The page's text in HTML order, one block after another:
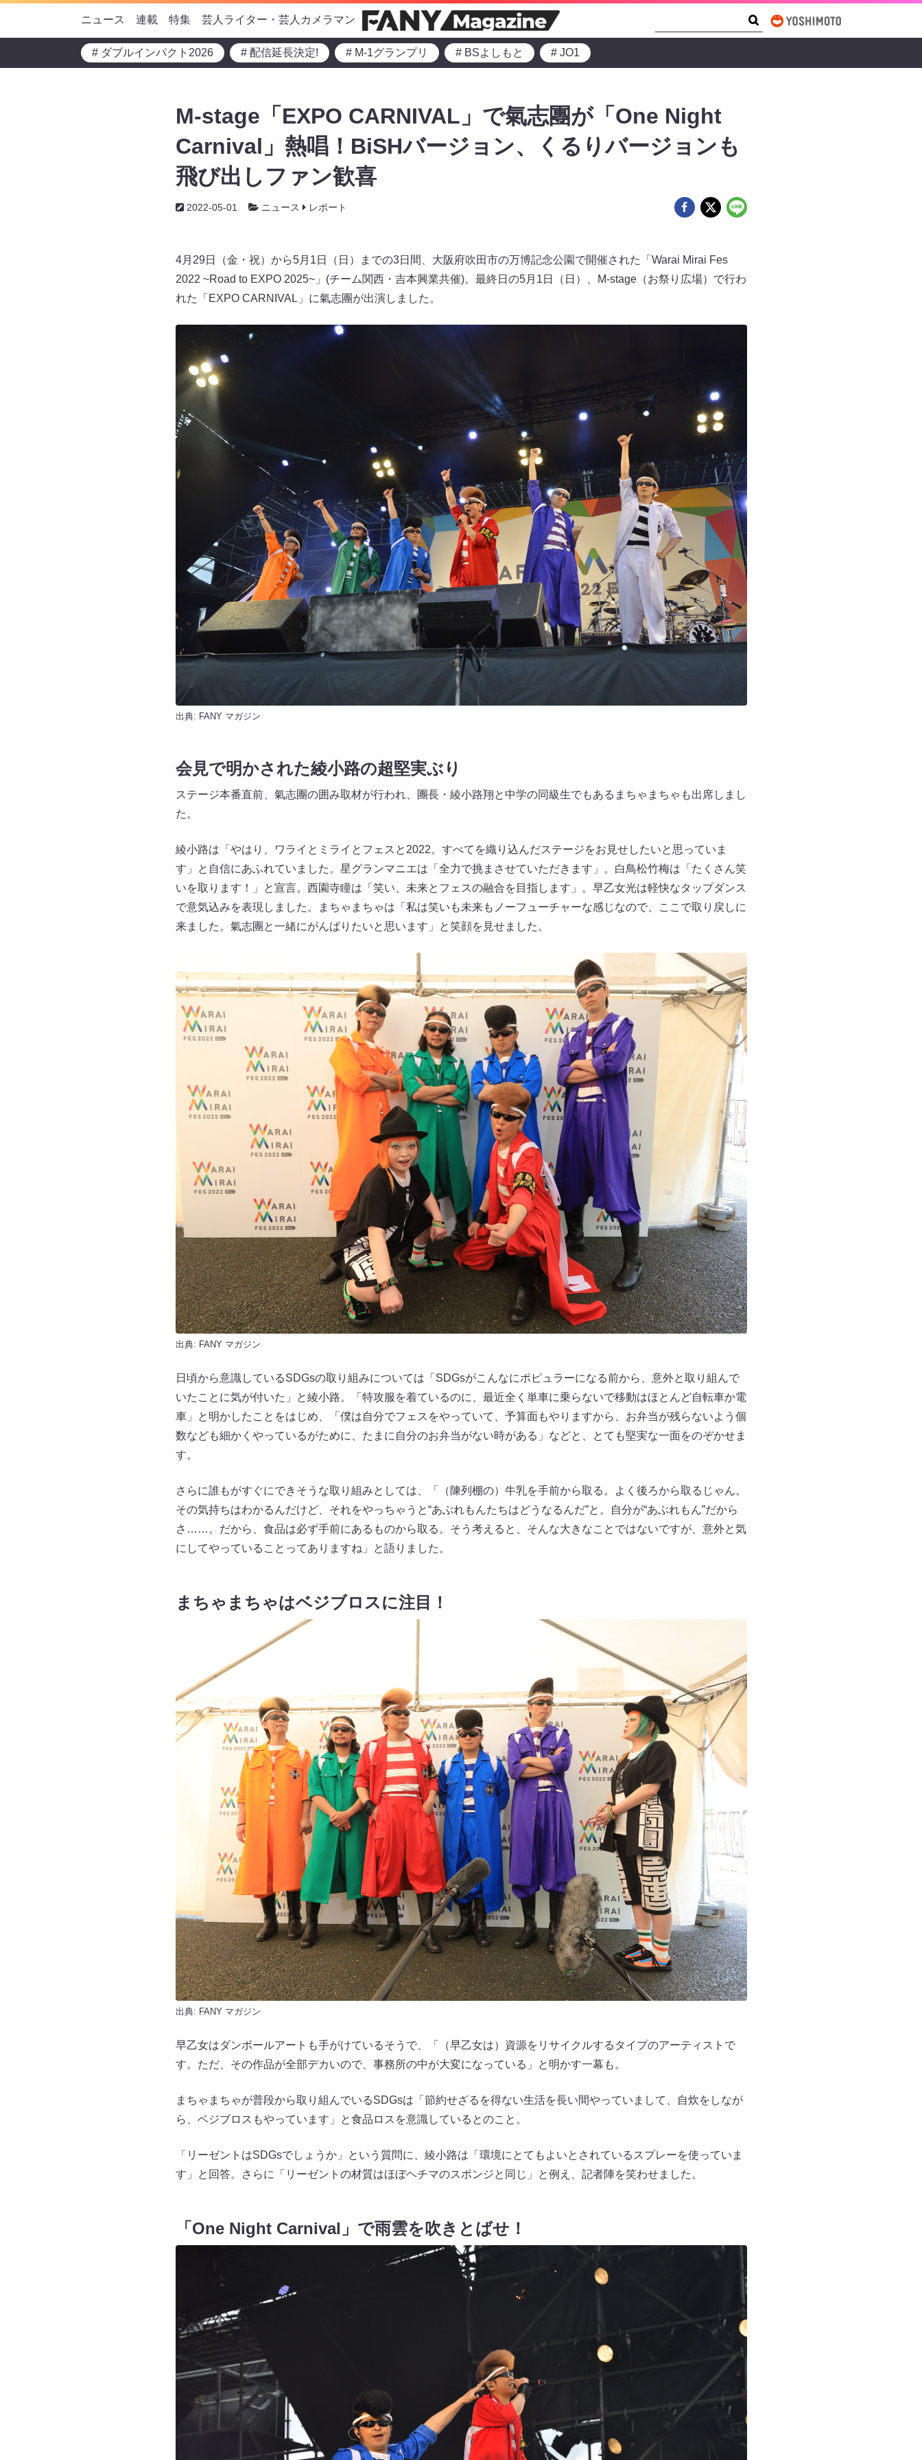
ニュース 連載 特集 芸人ライター・芸人カメラマン
# ダブルインパクト2026 # 配信延長決定! # M-1グランプリ # BSよしもと # JO1
M-stage「EXPO CARNIVAL」で氣志團が「One Night
Carnival」熱唱！BiSHバージョン、くるりバージョンも
飛び出しファン歓喜
2022-05-01 ニュース レポート
4月29日（金・祝）から5月1日（日）までの3日間、大阪府吹田市の万博記念公園で開催された「Warai Mirai Fes
2022 ~Road to EXPO 2025~」(チーム関西・吉本興業共催)。最終日の5月1日（日）、M-stage（お祭り広場）で行わ
れた「EXPO CARNIVAL」に氣志團が出演しました。
出典: FANY マガジン
会見で明かされた綾小路の超堅実ぶり
ステージ本番直前、氣志團の囲み取材が行われ、團長・綾小路翔と中学の同級生でもあるまちゃまちゃも出席しまし
た。
綾小路は「やはり、ワライとミライとフェスと2022。すべてを織り込んだステージをお見せしたいと思っていま
す」と自信にあふれていました。星グランマニエは「全力で挑まさせていただきます」。白鳥松竹梅は「たくさん笑
いを取ります！」と宣言。西園寺瞳は「笑い、未来とフェスの融合を目指します」。早乙女光は軽快なタップダンス
で意気込みを表現しました。まちゃまちゃは「私は笑いも未来もノーフューチャーな感じなので、ここで取り戻しに
来ました。氣志團と一緒にがんばりたいと思います」と笑顔を見せました。
出典: FANY マガジン
日頃から意識しているSDGsの取り組みについては「SDGsがこんなにポピュラーになる前から、意外と取り組んで
いたことに気が付いた」と綾小路。「特攻服を着ているのに、最近全く単車に乗らないで移動はほとんど自転車か電
車」と明かしたことをはじめ、「僕は自分でフェスをやっていて、予算面もやりますから、お弁当が残らないよう個
数なども細かくやっているがために、たまに自分のお弁当がない時がある」などと、とても堅実な一面をのぞかせま
す。
さらに誰もがすぐにできそうな取り組みとしては、「（陳列棚の）牛乳を手前から取る。よく後ろから取るじゃん。
その気持ちはわかるんだけど、それをやっちゃうと“あぶれもんたちはどうなるんだ”と。自分が“あぶれもん”だから
さ……。だから、食品は必ず手前にあるものから取る。そう考えると、そんな大きなことではないですが、意外と気
にしてやっていることってありますね」と語りました。
まちゃまちゃはベジブロスに注目！
出典: FANY マガジン
早乙女はダンボールアートも手がけているそうで、「（早乙女は）資源をリサイクルするタイプのアーティストで
す。ただ、その作品が全部デカいので、事務所の中が大変になっている」と明かす一幕も。
まちゃまちゃが普段から取り組んでいるSDGsは「節約せざるを得ない生活を長い間やっていまして、自炊をしなが
ら、ベジブロスもやっています」と食品ロスを意識しているとのこと。
「リーゼントはSDGsでしょうか」という質問に、綾小路は「環境にとてもよいとされているスプレーを使っていま
す」と回答。さらに「リーゼントの材質はほぼヘチマのスポンジと同じ」と例え、記者陣を笑わせました。
「One Night Carnival」で雨雲を吹きとばせ！